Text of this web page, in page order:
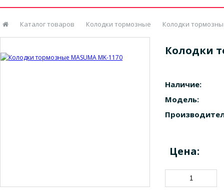
Каталог товаров Колодки тормозные Колодки
Колодки
Наличие:
Модель:
Цена: